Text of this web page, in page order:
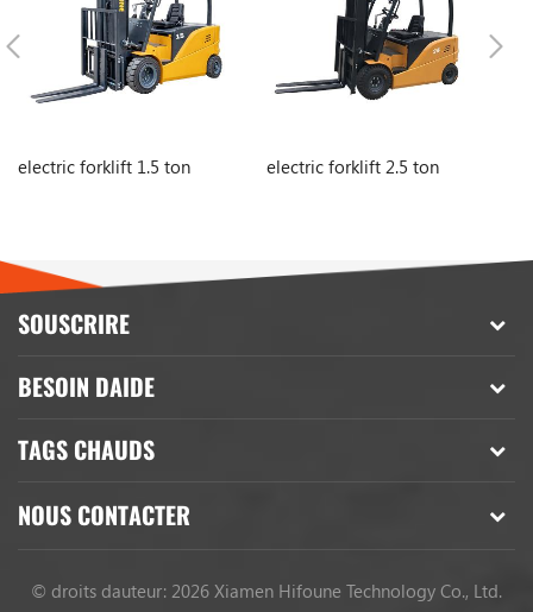
electric forklift 1.5 ton electric forklift 2.5 ton
SOUSCRIRE
BESOIN DAIDE
TAGS CHAUDS
NOUS CONTACTER
© droits dauteur: 2026 Xiamen Hifoune Technology Co., Ltd.